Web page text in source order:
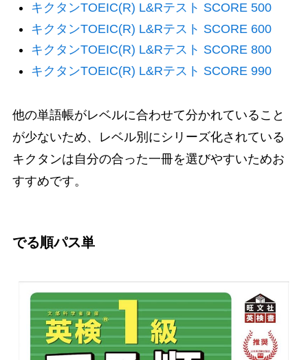
キクタンTOEIC(R) L&Rテスト SCORE 500
キクタンTOEIC(R) L&Rテスト SCORE 600
キクタンTOEIC(R) L&Rテスト SCORE 800
キクタンTOEIC(R) L&Rテスト SCORE 990
他の単語帳がレベルに合わせて分かれていること
が少ないため、レベル別にシリーズ化されている
キクタンは自分の合った一冊を選びやすいためお
すすめです。
でる順パス単